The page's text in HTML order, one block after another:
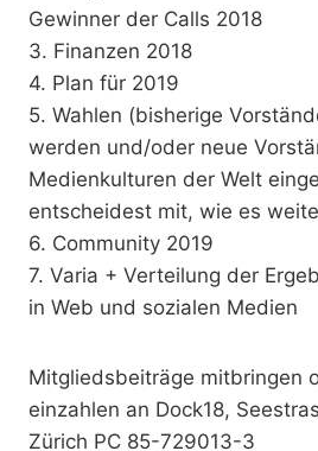
Gewinner der Calls 2018
3. Finanzen 2018
4. Plan für 2019
5. Wahlen (bisherige
werden und/oder neue
Medienkulturen der Welt
entscheidest mit, wie es
6. Community 2019
7. Varia + Verteilung der
in Web und sozialen Medien
Mitgliedsbeiträge mitbringen
einzahlen an Dock18,
Zürich PC 85-729013-3